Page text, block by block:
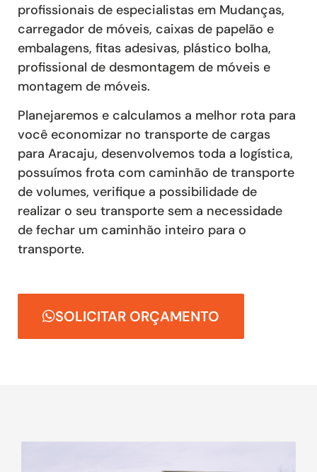
profissionais de especialistas em Mudanças,
carregador de móveis, caixas de papelão e
embalagens, fitas adesivas, plástico bolha,
profissional de desmontagem de móveis e
montagem de móveis.
Planejaremos e calculamos a melhor rota para
você economizar no transporte de cargas
para Aracaju, desenvolvemos toda a logística,
possuímos frota com caminhão de transporte
de volumes, verifique a possibilidade de
realizar o seu transporte sem a necessidade
de fechar um caminhão inteiro para o
transporte.
SOLICITAR ORÇAMENTO